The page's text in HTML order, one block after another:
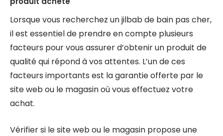
Lorsque vous recherchez un jilbab de bain pas cher,
il est essentiel de prendre en compte plusieurs
facteurs pour vous assurer d’obtenir un produit de
qualité qui répond à vos attentes. L’un de ces
facteurs importants est la garantie offerte par le
site web ou le magasin où vous effectuez votre
achat.
Vérifier si le site web ou le magasin propose une